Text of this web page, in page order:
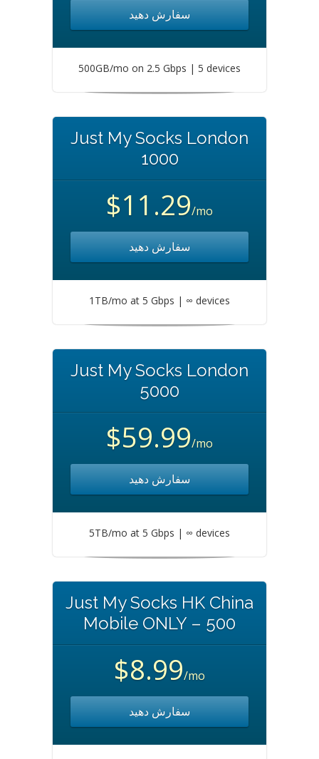
سفارش دهید
500GB/mo on 2.5 Gbps | 5 devices
Just My Socks London
1000
$11.29/mo
سفارش دهید
1TB/mo at 5 Gbps | ∞ devices
Just My Socks London
5000
$59.99/mo
سفارش دهید
5TB/mo at 5 Gbps | ∞ devices
Just My Socks HK China
Mobile ONLY – 500
$8.99/mo
سفارش دهید